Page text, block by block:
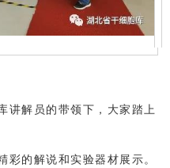
讲解员的带领下，大家踏上
彩的解说和实验器材展示。